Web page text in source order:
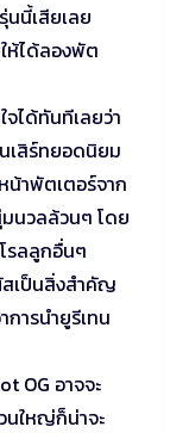
นี้เสียเลย
ห้ได้ลองพัต
จได้ทันทีเลยว่า
เสิร์ทยอดนิยม
าพัตเตอร์จาก
นวลล้วนๆ โดย
รลลูกอื่นๆ
เป็นสิ่งสำคัญ
การนำยูรีเทน
OG อาจจะ
นใหญ่ก็น่าจะ